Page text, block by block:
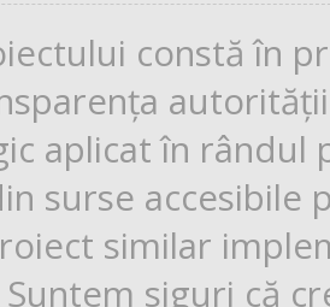
constă în
aplicat în rândul
surse
similar
Suntem siguri că